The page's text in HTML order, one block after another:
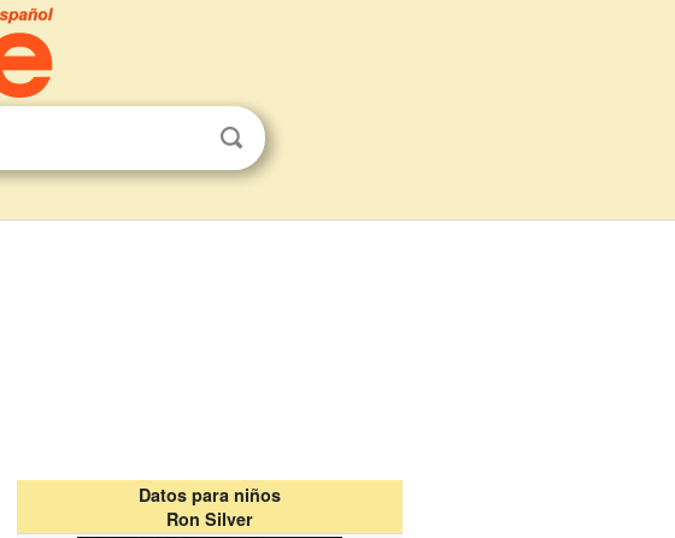
Datos para niños
Ron Silver